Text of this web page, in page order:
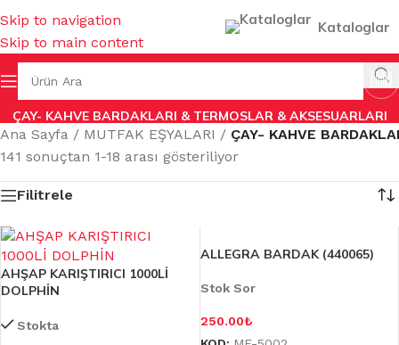
Skip to navigation
Skip to main content
Kataloglar
ÇAY- KAHVE BARDAKLARI & TERMOSLAR & AKSESUARLARI
Ana Sayfa / MUTFAK EŞYALARI / ÇAY- KAHVE
141 sonuçtan 1-18 arası gösteriliyor
Filitrele
AHŞAP KARIŞTIRICI 1000Lİ
DOLPHİN
Stokta
ALLEGRA BARDAK (440065)
Stok Sor
250.00₺